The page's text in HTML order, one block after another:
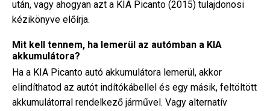
után, vagy ahogyan azt a KIA Picanto (2015) tulajdonosi
kézikönyve előírja.
Mit kell tennem, ha lemerül az autómban a KIA
akkumulátora?
Ha a KIA Picanto autó akkumulátora lemerül, akkor
elindíthatod az autót indítókábellel és egy másik, feltöltött
akkumulátorral rendelkező járművel. Vagy alternatív